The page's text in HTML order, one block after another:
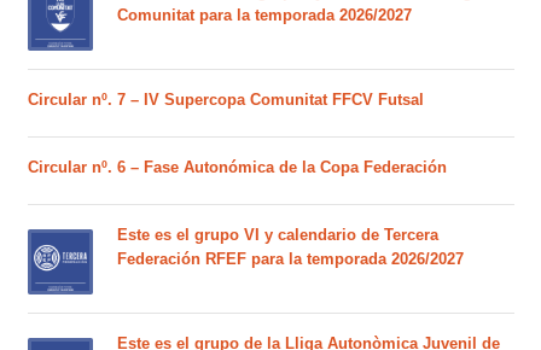
Comunitat para la temporada 2026/2027
Circular nº. 7 – IV Supercopa Comunitat FFCV Futsal
Circular nº. 6 – Fase Autonómica de la Copa Federación
Este es el grupo VI y calendario de Tercera
Federación RFEF para la temporada 2026/2027
Este es el grupo de la Lliga Autonòmica Juvenil de